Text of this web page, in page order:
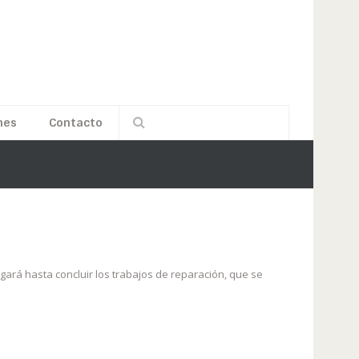
Contacto
hasta concluir los trabajos de reparación, que se